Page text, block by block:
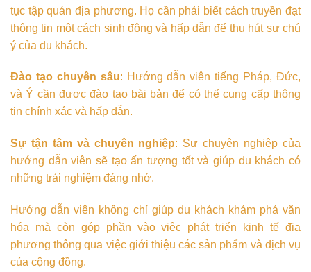
tục tập quán địa phương. Họ cần phải biết cách truyền đạt
thông tin một cách sinh động và hấp dẫn để thu hút sự chú
ý của du khách.
Đào tạo chuyên sâu: Hướng dẫn viên tiếng Pháp, Đức,
và Ý cần được đào tạo bài bản để có thể cung cấp thông
tin chính xác và hấp dẫn.
Sự tận tâm và chuyên nghiệp: Sự chuyên nghiệp của
hướng dẫn viên sẽ tạo ấn tượng tốt và giúp du khách có
những trải nghiệm đáng nhớ.
Hướng dẫn viên không chỉ giúp du khách khám phá văn
hóa mà còn góp phần vào việc phát triển kinh tế địa
phương thông qua việc giới thiệu các sản phẩm và dịch vụ
của cộng đồng.